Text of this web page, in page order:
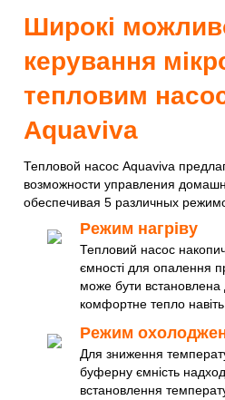
Широкі
керування
тепловим
Aquaviva
Тепловой насос Aquaviva
возможности управления
обеспечивая 5 различных
Режим нагріву
Тепловий насос
ємності для опалення
може бути
комфортне тепло
Режим
Для зниження
буферну ємність
встановлення